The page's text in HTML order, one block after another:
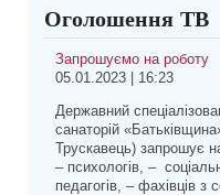
Оголошення ТВ
Запрошуємо на роботу
05.01.2023 | 16:23
Державний
санаторій
Трускавець) запрошує
– психологів, –
педагогів, – фахівців з